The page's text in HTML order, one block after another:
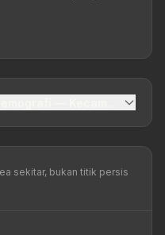
— Kecamatan
sekitar, bukan titik persis